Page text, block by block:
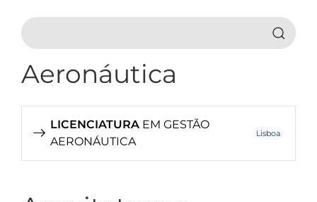
Aeronáutica
LICENCIATURA EM GESTÃO
AERONÁUTICA
Lisboa